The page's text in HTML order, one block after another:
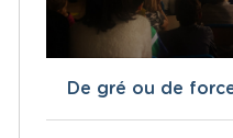
De gré ou de